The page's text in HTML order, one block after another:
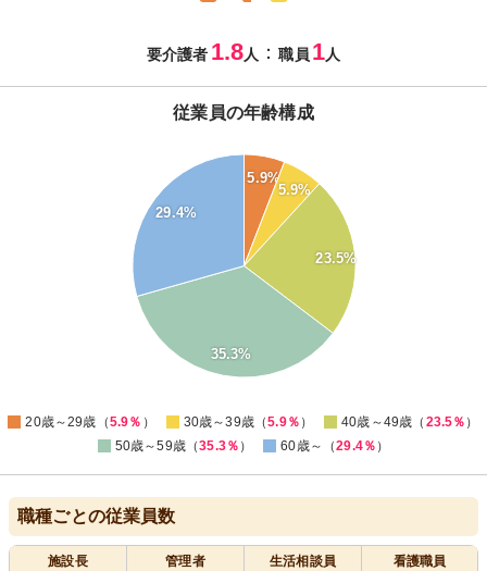
要介護者 1.8人 ：職員 1人
従業員の年齢構成
5.9%
5.9%
23.5%
35.3%
29.4%
20歳～29歳（5.9％ ） 30歳～39歳（5.9％ ） 40歳～49歳（ 23.5％ ）
50歳～59歳（35.3％ ） 60歳～（29.4％ ）
職種ごとの従業員数
施設長 管理者 生活相談員 看護職員